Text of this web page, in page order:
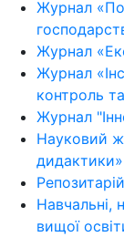
Журнал
Журнал
Журнал
контроль
Журнал
Науковий
дидактики»
Навчальні,
вищої